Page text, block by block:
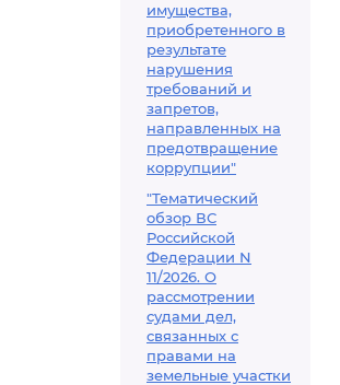
имущества,
приобретенного в
результате
нарушения
требований и
запретов,
направленных на
предотвращение
коррупции"
"Тематический
обзор ВС
Российской
Федерации N
11/2026. О
рассмотрении
судами дел,
связанных с
правами на
земельные участки